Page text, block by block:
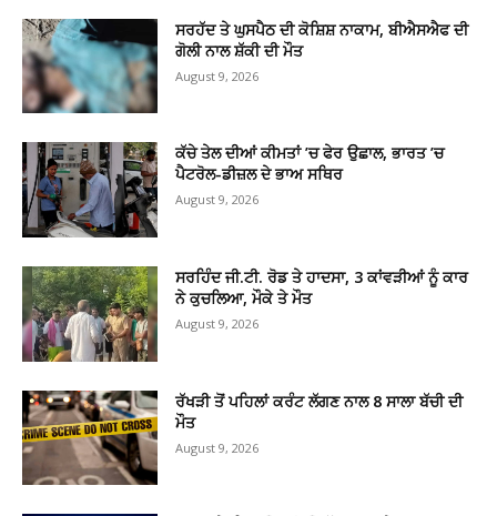
ਸਰਹੱਦ ਤੇ ਘੁਸਪੈਠ ਦੀ ਕੋਸ਼ਿਸ਼ ਨਾਕਾਮ, ਬੀਐਸਐਫ ਦੀ
ਗੋਲੀ ਨਾਲ ਸ਼ੱਕੀ ਦੀ ਮੌਤ
August 9, 2026
ਕੱਚੇ ਤੇਲ ਦੀਆਂ ਕੀਮਤਾਂ ’ਚ ਫੇਰ ਉਛਾਲ, ਭਾਰਤ ’ਚ
ਪੈਟਰੋਲ-ਡੀਜ਼ਲ ਦੇ ਭਾਅ ਸਥਿਰ
August 9, 2026
ਸਰਹਿੰਦ ਜੀ.ਟੀ. ਰੋਡ ਤੇ ਹਾਦਸਾ, 3 ਕਾਂਵੜੀਆਂ ਨੂੰ ਕਾਰ
ਨੇ ਕੁਚਲਿਆ, ਮੌਕੇ ਤੇ ਮੌਤ
August 9, 2026
ਰੱਖੜੀ ਤੋਂ ਪਹਿਲਾਂ ਕਰੰਟ ਲੱਗਣ ਨਾਲ 8 ਸਾਲਾ ਬੱਚੀ ਦੀ
ਮੌਤ
August 9, 2026